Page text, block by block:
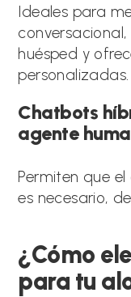
Ideales para
huésped y
personalizadas.
Chatbots
agente
Permiten que
es necesario,
¿Cómo
para tu